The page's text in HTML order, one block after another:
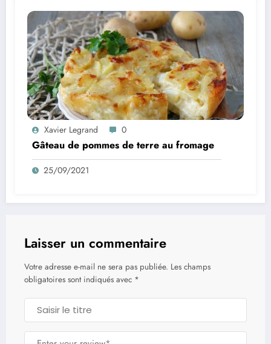
Xavier Legrand 0
Gâteau de pommes de terre au fromage
25/09/2021
Laisser un commentaire
Votre adresse e-mail ne sera pas publiée. Les champs
obligatoires sont indiqués avec *